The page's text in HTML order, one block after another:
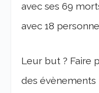
avec ses 69
avec 18
Leur but ? Faire
des évènements